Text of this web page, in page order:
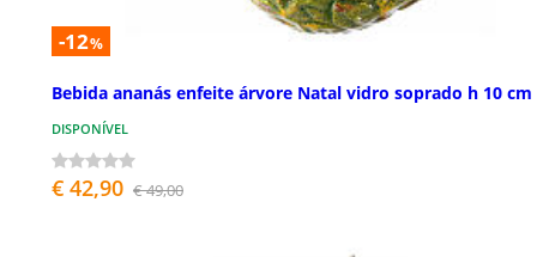
-12%
Bebida ananás enfeite árvore Natal vidro soprado h 10 cm
DISPONÍVEL
€ 42,90 € 49,00